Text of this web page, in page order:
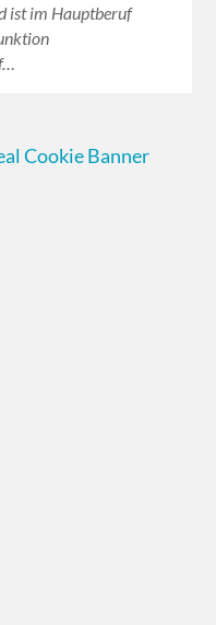
ist im Hauptberuf
Cookie Banner